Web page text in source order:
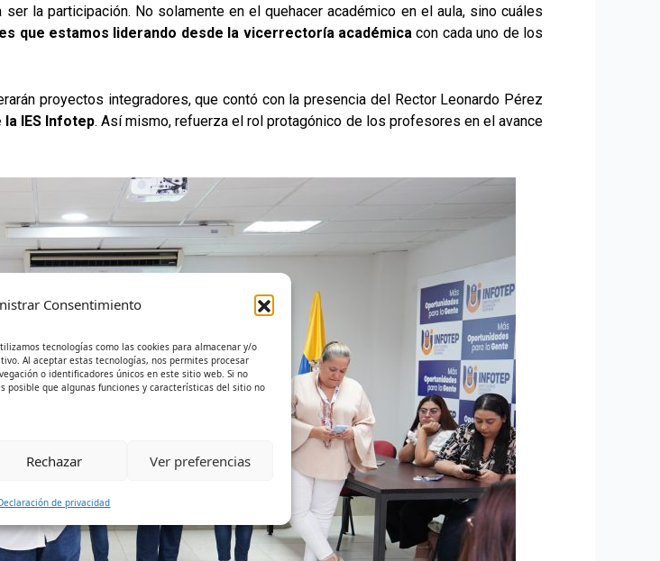
Consentimiento
tecnologías como las cookies para almacenar y/o
Al aceptar estas tecnologías, nos permites procesar
o identificadores únicos en este sitio web. Si no
posible que algunas funciones y características del sitio no
Rechazar Ver preferencias
de privacidad
la participación. No solamente en el quehacer académico en el aula, sino cuáles
que estamos liderando desde la vicerrectoría académica con cada uno de los
proyectos integradores, que contó con la presencia del Rector Leonardo Pérez
IES Infotep. Así mismo, refuerza el rol protagónico de los profesores en el avance